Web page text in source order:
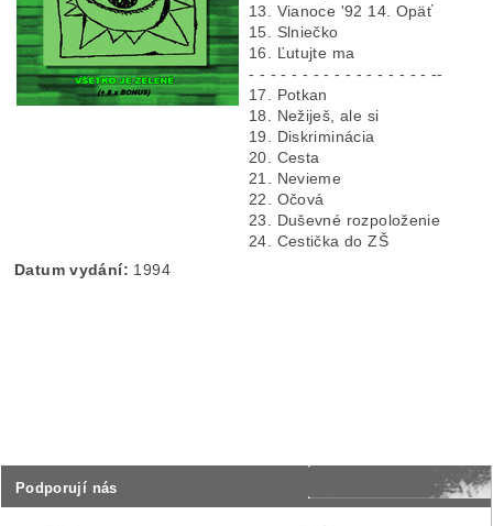
Podporují nás
13. Vianoce '92 14. Opäť
15. Slniečko
16. Ľutujte ma
- - - - - - - - - - - - - - - - - --
17. Potkan
18. Nežiješ, ale si
19. Diskriminácia
20. Cesta
21. Nevieme
22. Očová
23. Duševné rozpoloženie
24. Cestička do ZŠ
Datum vydání: 1994